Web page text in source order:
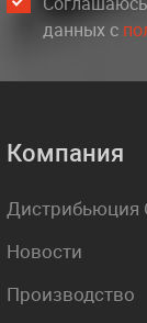
данных c
Компания
Дистрибьюция
Новости
Производство